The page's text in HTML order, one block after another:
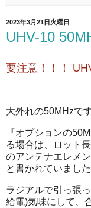
2023年3月21日火曜日
UHV-10
要注意！！！
大外れの50MHzで
『オプションの
る場合は、ロット
のアンテナエレメ
と書かれていました
ラジアルで引っ張
給電)気味にして、